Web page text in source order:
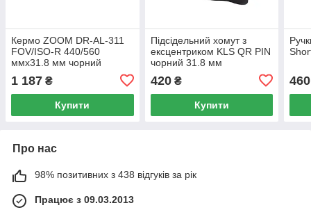
Кермо ZOOM DR-AL-311
FOV/ISO-R 440/560
ммx31.8 мм чорний
1 187 ₴
Купити
Підсідельний хомут з
ексцентриком KLS QR PIN
чорний 31.8 мм
420₴
Купити
460
Про нас
98% позитивних з 438 відгуків за рік
Працює з 09.03.2013